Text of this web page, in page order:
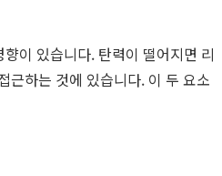
이 있습니다. 탄력이 떨어지면 리
근하는 것에 있습니다. 이 두 요소